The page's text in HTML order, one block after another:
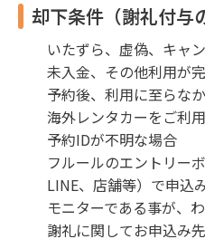
却下条件（謝礼付与
いたずら、虚偽、キャ
未入金、その他利用が
予約後、利用に至らな
海外レンタカーをご利
予約IDが不明な場合
フルールのエントリー
LINE、店舗等）で申込
モニターである事が、
謝礼に関してお申込み